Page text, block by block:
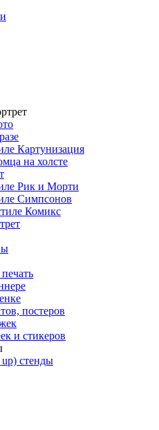
Картунизация
на холсте
Рик и Морти
Симпсонов
Комикс
постеров
и стикеров
стенды